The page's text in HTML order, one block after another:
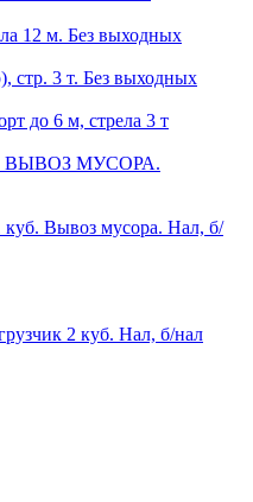
12 м. Без выходных
стр. 3 т. Без выходных
до 6 м, стрела 3 т
МУСОРА.
Вывоз мусора. Нал, б/
2 куб. Нал, б/нал